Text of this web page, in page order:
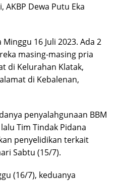
Dewa Putu Eka
16 Juli 2023. Ada 2
masing-masing pria
di Kelurahan Klatak,
di Kebalenan,
penyalahgunaan BBM
Tim Tindak Pidana
penyelidikan terkait
Sabtu (15/7).
(16/7), keduanya